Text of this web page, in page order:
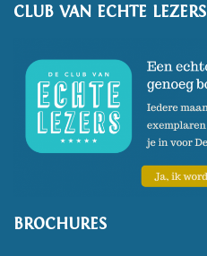
CLUB VAN ECHTE LEZERS
BROCHURES